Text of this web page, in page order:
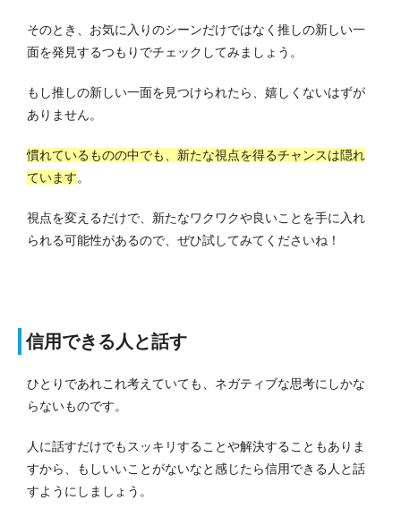
そのとき、お気に入りのシーンだけではなく推しの新しい一
面を発見するつもりでチェックしてみましょう。
もし推しの新しい一面を見つけられたら、嬉しくないはずが
ありません。
慣れているものの中でも、新たな視点を得るチャンスは隠れ
ています。
視点を変えるだけで、新たなワクワクや良いことを手に入れ
られる可能性があるので、ぜひ試してみてくださいね！
信用できる人と話す
ひとりであれこれ考えていても、ネガティブな思考にしかな
らないものです。
人に話すだけでもスッキリすることや解決することもありま
すから、もしいいことがないなと感じたら信用できる人と話
すようにしましょう。